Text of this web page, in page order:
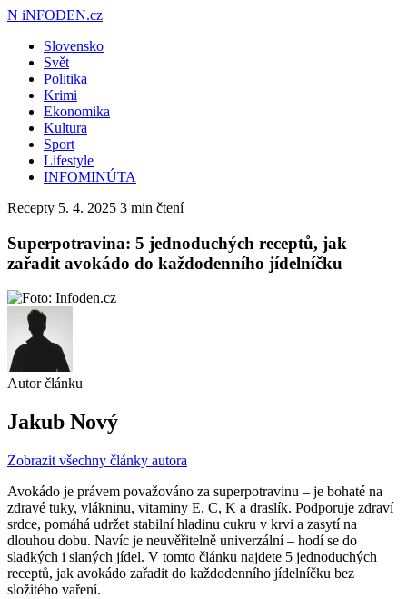
N iNFODEN.cz
Slovensko
Svět
Politika
Krimi
Ekonomika
Kultura
Sport
Lifestyle
INFOMINÚTA
Recepty 5. 4. 2025 3 min čtení
Superpotravina: 5 jednoduchých receptů, jak
zařadit avokádo do každodenního jídelníčku
Autor článku
Jakub Nový
Zobrazit všechny články autora
Avokádo je právem považováno za superpotravinu – je bohaté na
zdravé tuky, vlákninu, vitaminy E, C, K a draslík. Podporuje zdraví
srdce, pomáhá udržet stabilní hladinu cukru v krvi a zasytí na
dlouhou dobu. Navíc je neuvěřitelně univerzální – hodí se do
sladkých i slaných jídel. V tomto článku najdete 5 jednoduchých
receptů, jak avokádo zařadit do každodenního jídelníčku bez
složitého vaření.